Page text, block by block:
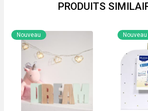
PRODUITS
Nouveau Nouveau